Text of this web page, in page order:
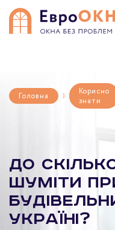
Skip
content
Головна
Корисно
знати
До
шуміти
Україні?